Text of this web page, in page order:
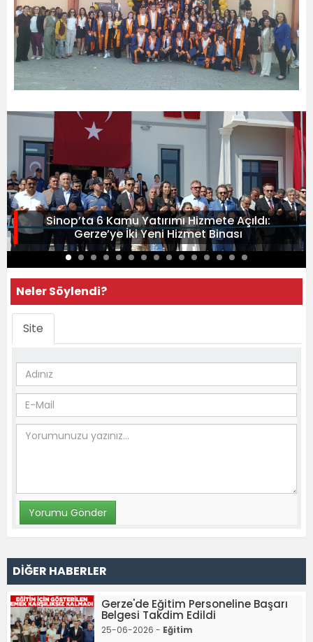
Sinop’ta 6 Kamu Yatırımı Hizmete Açıldı:
Gerze’ye İki Yeni Hizmet Binası
Neler Söylendi?
Site
DİĞER HABERLER
Gerze'de Eğitim Personeline Başarı
Belgesi Takdim Edildi
25-06-2026 - Eğitim